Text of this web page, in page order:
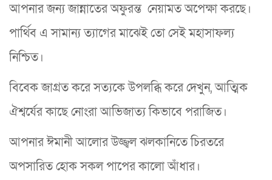
আপনার জন্য জান্নাতের অফুরন্ত নেয়ামত অপেক্ষা করছে।
পার্থিব এ সামান্য ত্যাগের মাঝেই তো সেই মহাসাফল্য
নিশ্চিত।
বিবেক জাগ্রত করে সত্যকে উপলব্ধি করে দেখুন, আত্মিক
ঐশ্বর্যের কাছে নোংরা আভিজাত্য কিভাবে পরাজিত।
আপনার ঈমানী আলোর উজ্জ্বল ঝলকানিতে চিরতরে
অপসারিত হোক সকল পাপের কালো আঁধার।